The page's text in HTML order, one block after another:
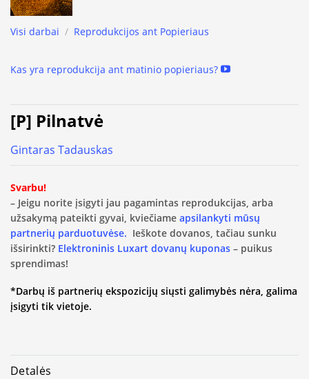
Visi darbai / Reprodukcijos ant Popieriaus
Kas yra reprodukcija ant matinio popieriaus?
[P] Pilnatvė
Gintaras Tadauskas
Svarbu!
– Jeigu norite įsigyti jau pagamintas reprodukcijas, arba
užsakymą pateikti gyvai, kviečiame apsilankyti mūsų
partnerių parduotuvėse. Ieškote dovanos, tačiau sunku
išsirinkti? Elektroninis Luxart dovanų kuponas – puikus
sprendimas!
*Darbų iš partnerių ekspozicijų siųsti galimybės nėra, galima
įsigyti tik vietoje.
Detalės